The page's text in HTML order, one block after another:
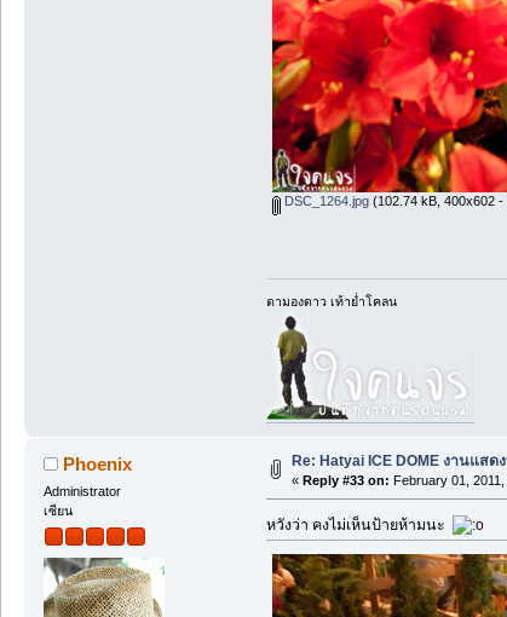
DSC_1264.jpg(102.74 kB, 400x602 -
ตามองดาว เท้าย่ำโคลน
Phoenix
Administrator
เซียน
Re: Hatyai ICE DOME งานแส
« Reply #33 on: February 01,
หวังว่า คงไม่เห็นป้ายห้ามนะ